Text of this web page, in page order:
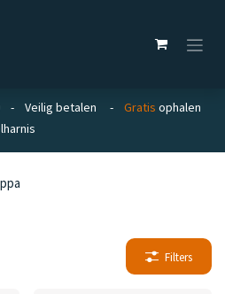
- Veilig betalen - Gratis ophalen
Filters